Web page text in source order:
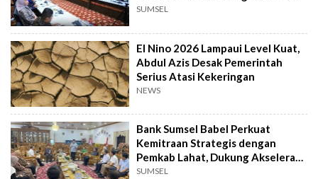
SUMSEL
El Nino 2026 Lampaui Level Kuat,
Abdul Azis Desak Pemerintah
Serius Atasi Kekeringan
NEWS
Bank Sumsel Babel Perkuat
Kemitraan Strategis dengan
Pemkab Lahat, Dukung Akselerasi
Ekonomi Daerah
SUMSEL